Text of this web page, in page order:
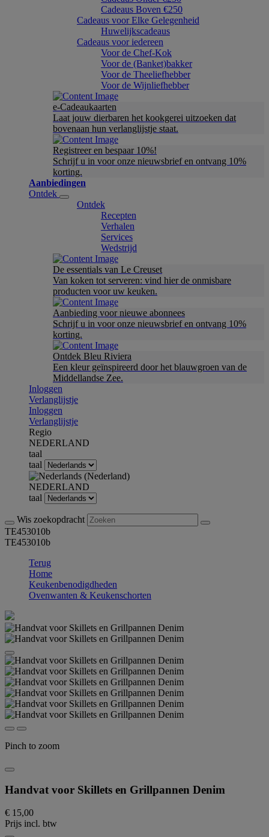
Cadeaus Boven €250
Cadeaus voor Elke Gelegenheid
Huwelijkscadeaus
Cadeaus voor iedereen
Voor de Chef-Kok
Voor de (Banket)bakker
Voor de Theeliefhebber
Voor de Wijnliefhebber
e-Cadeaukaarten
Laat jouw dierbaren het kookgerei uitzoeken dat
bovenaan hun verlanglijstje staat.
Registreer en bespaar 10%!
Schrijf u in voor onze nieuwsbrief en ontvang 10%
korting.
Aanbiedingen
Ontdek
Ontdek
Recepten
Verhalen
Services
Wedstrijd
De essentials van Le Creuset
Van koken tot serveren: vind hier de onmisbare
producten voor uw keuken.
Aanbieding voor nieuwe abonnees
Schrijf u in voor onze nieuwsbrief en ontvang 10%
korting.
Ontdek Bleu Riviera
Een kleur geïnspireerd door het blauwgroen van de
Middellandse Zee.
Inloggen
Verlanglijstje
Inloggen
Verlanglijstje
Regio
NEDERLAND
taal
taal
NEDERLAND
taal
Wis zoekopdracht
TE453010b
TE453010b
Terug
Home
Keukenbenodigdheden
Ovenwanten & Keukenschorten
Pinch to zoom
Handvat voor Skillets en Grillpannen Denim
€ 15,00
Prijs incl. btw